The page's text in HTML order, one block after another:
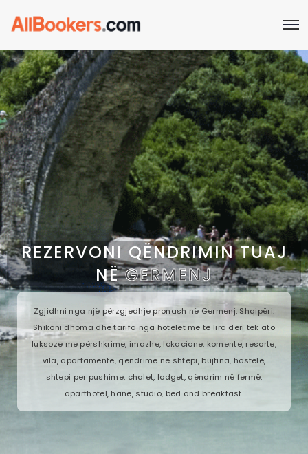
REZERVONI QËNDRIMIN TUAJ
NËGERMENJ
Zgjidhni nga një përzgjedhje pronash në Germenj, Shqipëri.
Shikoni dhoma dhe tarifa nga hotelet më të lira deri tek ato
luksoze me përshkrime, imazhe, lokacione, komente, resorte,
vila, apartamente, qëndrime në shtëpi, bujtina, hostele,
shtepi per pushime, chalet, lodget, qëndrim në fermë,
aparthotel, hanë, studio, bed and breakfast.